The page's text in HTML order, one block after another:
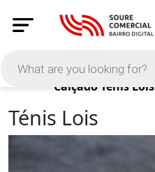
Products
Calçado Ténis Lois
Ténis Lois